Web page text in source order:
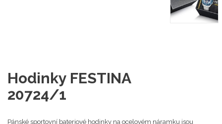
Hodinky FESTINA
20724/1
Pánské sportovní bateriové hodinky na ocelovém náramku jsou